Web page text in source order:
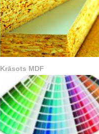
Krāsots MDF